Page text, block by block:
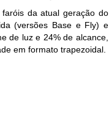
da atual geração do
(versões Base e Fly) e
de luz e 24% de alcance,
em formato trapezoidal.